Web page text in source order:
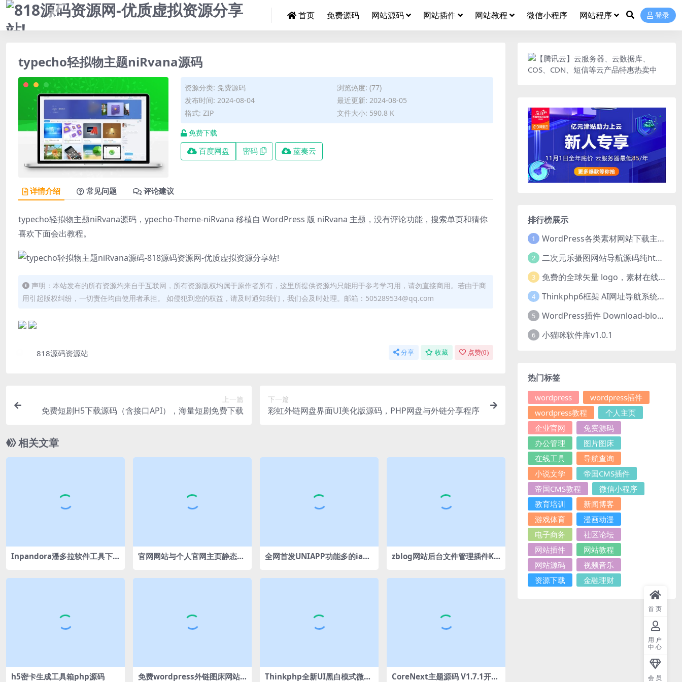
首页 免费源码 网站源码 网站插件 网站教程 微信小程序 网站程序 登录
typecho轻拟物主题niRvana源码
资源分类: 免费源码
浏览热度: (77)
发布时间: 2024-08-04
最近更新: 2024-08-05
格式: ZIP
文件大小: 590.8 K
免费下载
百度网盘 密码 蓝奏云
详情介绍 常见问题 评论建议
typecho轻拟物主题niRvana源码，ypecho-Theme-niRvana 移植自 WordPress 版 niRvana 主题，没有评论功能，搜索单页和猜你
喜欢下面会出教程。
声明：本站发布的所有资源均来自于互联网，所有资源版权均属于原作者所有，这里所提供资源均只能用于参考学习用，请勿直接商用。若由于商
用引起版权纠纷，一切责任均由使用者承担。 如侵犯到您的权益，请及时通知我们，我们会及时处理。邮箱：505289534@qq.com
818源码资源站 分享 收藏 点赞(0)
上一篇
免费短剧H5下载源码（含接口API），海量短剧免费下载
下一篇
彩虹外链网盘界面UI美化版源码，PHP网盘与外链分享程序
相关文章
Inpandora潘多拉软件工具下
官网网站与个人官网主页静态版
全网首发UNIAPP功能多的iapp
zblog网站后台文件管理插件KO
h5密卡生成工具箱php源码
免费wordpress外链图床网站
Thinkphp全新UI黑白模式微信
CoreNext主题源码 V1.7.1开心
排行榜展示
1 WordPress各类素材网站下载主题 CeoDocs v3.6 去授权版
2 二次元乐摄图网站导航源码纯html源码分享
3 免费的全球矢量 logo，素材在线下载网站hdlogo.com
4 Thinkphp6框架 AI网址导航系统源码
5 WordPress插件 Download-block-plugin下载按钮图标美化
6 小猫咪软件库v1.0.1
热门标签
wordpress
wordpress插件
wordpress教程
个人主页
企业官网
免费源码
办公管理
图片图床
在线工具
导航查询
小说文学
帝国CMS插件
帝国CMS教程
微信小程序
教育培训
新闻博客
游戏体育
漫画动漫
电子商务
社区论坛
网站插件
网站教程
网站源码
视频音乐
资源下载
金融理财
首页
用户
中心
会员